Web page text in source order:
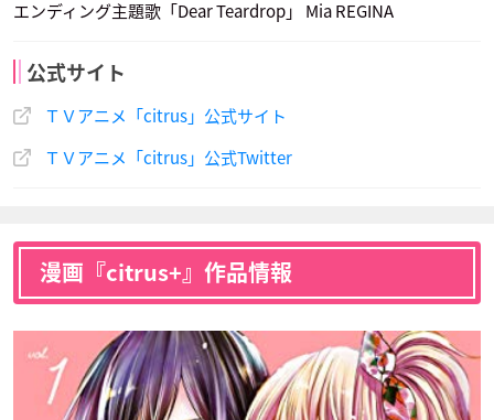
タチバナ・ニナ
エンディング主題歌「Dear Teardrop」 Mia REGINA
公式サイト
ＴＶアニメ「citrus」公式サイト
ＴＶアニメ「citrus」公式Twitter
漫画『citrus+』作品情報